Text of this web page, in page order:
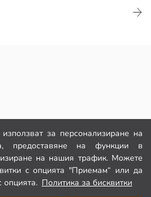
за персонализиране на
предоставяне на функции в
на нашия трафик. Можете
с опцията "Приемам“ или да
опцията. Политика за бисквитки
тениската с къс ръкав има